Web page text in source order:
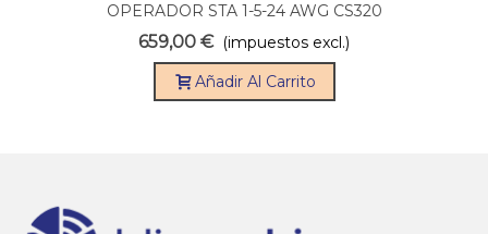
OPERADOR STA 1-5-24 AWG CS320
CON CABLE 5M
659,00 € (impuestos excl.)
Añadir Al Carrito